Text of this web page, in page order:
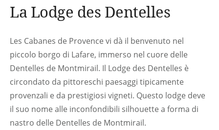
La Lodge des Dentelles
Les Cabanes de Provence vi dà il benvenuto nel
piccolo borgo di Lafare, immerso nel cuore delle
Dentelles de Montmirail. Il Lodge des Dentelles è
circondato da pittoreschi paesaggi tipicamente
provenzali e da prestigiosi vigneti. Questo lodge deve
il suo nome alle inconfondibili silhouette a forma di
nastro delle Dentelles de Montmirail.